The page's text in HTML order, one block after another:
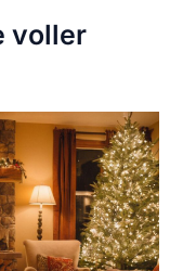
voller